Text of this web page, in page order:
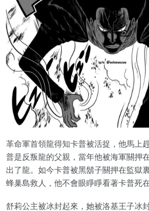
革命軍首領龍得知卡普被活捉，他馬上
普是反叛龍的父親，當年他被海軍關押
出了龍。如今卡普被黑鬍子關押在監獄
蜂巢島救人，他不會眼睜睜看著卡普死
舒莉公主被冰封起來，她被洛基王子冰